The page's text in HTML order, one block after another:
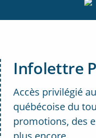
Infolettre
Accès privilégié
québécoise du
promotions, des